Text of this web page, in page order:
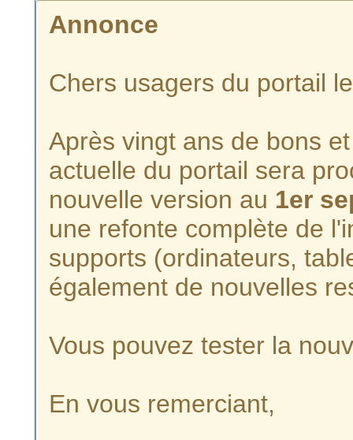
Annonce
Chers usagers du portail
Après vingt ans de bons
actuelle du portail sera
nouvelle version au 1er
une refonte complète de
supports (ordinateurs,
également de nouvelles
Vous pouvez tester la
En vous remerciant,